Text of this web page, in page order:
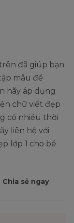
đã giúp bạn
mẫu để
hãy áp dụng
chữ viết đẹp
có nhiều thời
liên hệ với
lớp 1 cho bé
Chia sẻ ngay